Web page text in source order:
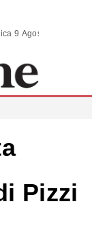
| SCENARI - domenica 9 Agosto 2026
Pizzi